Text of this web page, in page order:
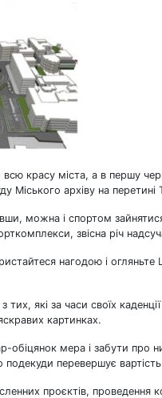
красу міста, а в першу
Міського архіву на
можна і спортом
звісна річ
нагодою і
тих, які за часи своїх
картинках.
обіцянок мера і забути про
перевершує
проєктів, проведення